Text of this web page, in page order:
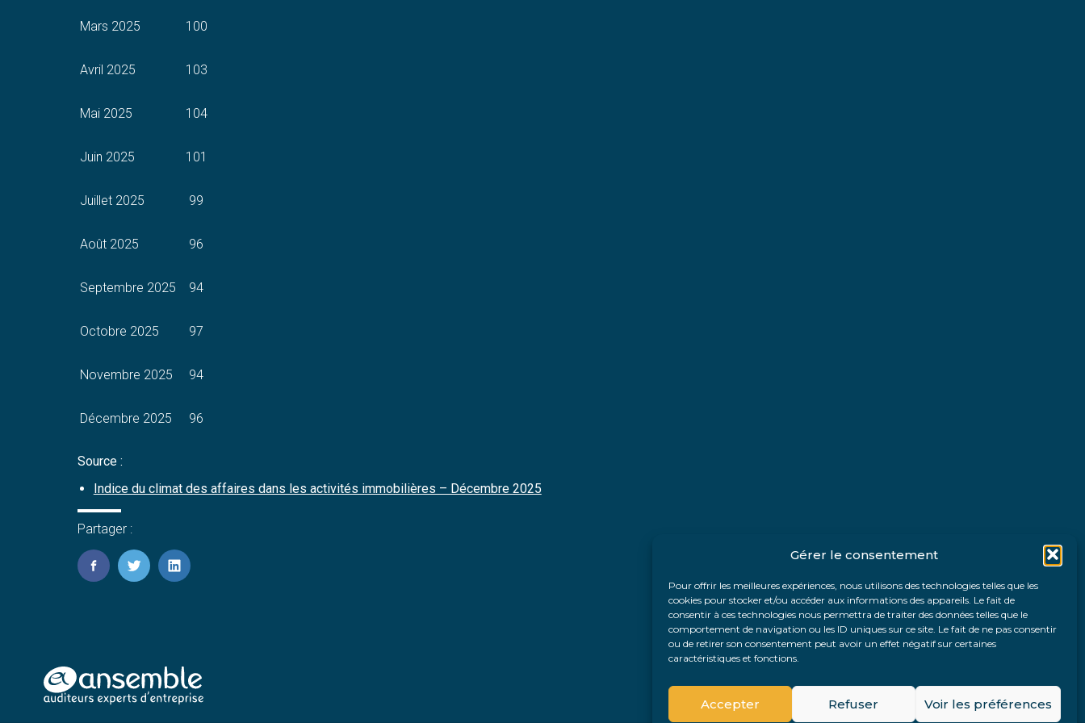
Gérer le consentement
Pour offrir les meilleures expériences, nous utilisons des technologies telles que les
cookies pour stocker et/ou accéder aux informations des appareils. Le fait de
consentir à ces technologies nous permettra de traiter des données telles que le
comportement de navigation ou les ID uniques sur ce site. Le fait de ne pas consentir
ou de retirer son consentement peut avoir un effet négatif sur certaines
caractéristiques et fonctions.
Accepter Refuser Voir les préférences
Mars 2025 100
Avril 2025 103
Mai 2025 104
Juin 2025 101
Juillet 2025 99
Août 2025 96
Septembre 2025 94
Octobre 2025 97
Novembre 2025 94
Décembre 2025 96
Source :
Indice du climat des affaires dans les activités immobilières – Décembre 2025
Partager :
FaceBook
TwitterLinkedIn